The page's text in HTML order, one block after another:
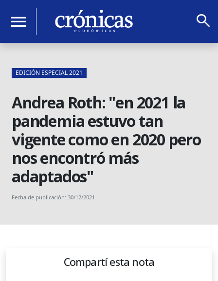
menu search
EDICIÓN ESPECIAL 2021
Andrea Roth: "en 2021 la
pandemia estuvo tan
vigente como en 2020 pero
nos encontró más
adaptados"
Fecha de publicación: 30/12/2021
Compartí esta nota